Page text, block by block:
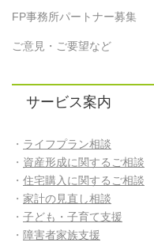
FP事務所パートナー募集
ご意見・ご要望など
サービス案内
・ ライフプラン相談
・ 資産形成に関するご相談
・ 住宅購入に関するご相談
・ 家計の見直し相談
・ 子ども・子育て支援
・ 障害者家族支援